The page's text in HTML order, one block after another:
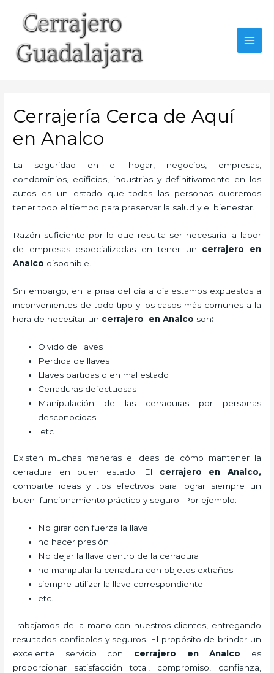
contenido
Cerrajería Cerca de Aquí
en Analco
La seguridad en el hogar, negocios, empresas,
condominios, edificios, industrias y definitivamente en los
autos es un estado que todas las personas queremos
tener todo el tiempo para preservar la salud y el bienestar.
Razón suficiente por lo que resulta ser necesaria la labor
de empresas especializadas en tener un cerrajero en
Analco disponible.
Sin embargo, en la prisa del día a día estamos expuestos a
inconvenientes de todo tipo y los casos más comunes a la
hora de necesitar un cerrajero en Analco son:
Olvido de llaves
Perdida de llaves
Llaves partidas o en mal estado
Cerraduras defectuosas
Manipulación de las cerraduras por personas
desconocidas
etc
Existen muchas maneras e ideas de cómo mantener la
cerradura en buen estado. El cerrajero en Analco,
comparte ideas y tips efectivos para lograr siempre un
buen funcionamiento práctico y seguro. Por ejemplo:
No girar con fuerza la llave
no hacer presión
No dejar la llave dentro de la cerradura
no manipular la cerradura con objetos extraños
siempre utilizar la llave correspondiente
etc.
Trabajamos de la mano con nuestros clientes, entregando
resultados confiables y seguros. El propósito de brindar un
excelente servicio con cerrajero en Analco es
proporcionar satisfacción total, compromiso, confianza,